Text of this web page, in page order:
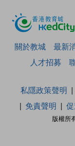
關於教城 最新
人才招募
版權所
私隱政策聲明
免責聲明